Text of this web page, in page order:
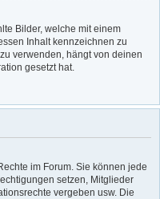
Bilder, welche mit einem
Inhalt kennzeichnen zu
verwenden, hängt von deinen
gesetzt hat.
im Forum. Sie können jede
setzen, Mitglieder
vergeben usw. Die